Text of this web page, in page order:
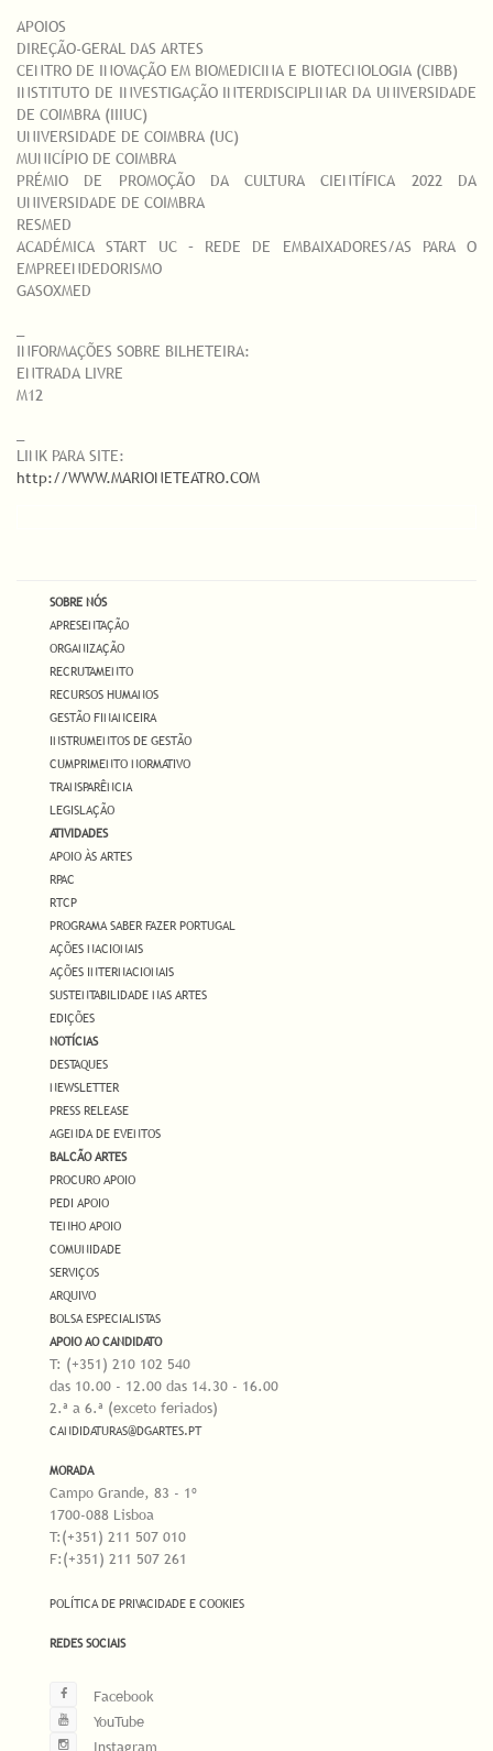
APOIOS
DIREÇÃO-GERAL DAS ARTES
CENTRO DE INOVAÇÃO EM BIOMEDICINA E BIOTECNOLOGIA (CIBB)
INSTITUTO DE INVESTIGAÇÃO INTERDISCIPLINAR DA UNIVERSIDADE
DE COIMBRA (IIIUC)
UNIVERSIDADE DE COIMBRA (UC)
MUNICÍPIO DE COIMBRA
PRÉMIO DE PROMOÇÃO DA CULTURA CIENTÍFICA 2022 DA
UNIVERSIDADE DE COIMBRA
RESMED
ACADÉMICA START UC – REDE DE EMBAIXADORES/AS PARA O
EMPREENDEDORISMO
GASOXMED
INFORMAÇÕES SOBRE BILHETEIRA:
ENTRADA LIVRE
M12
LINK PARA SITE:
http://WWW.MARIONETEATRO.COM
SOBRE NÓS
APRESENTAÇÃO
ORGANIZAÇÃO
RECRUTAMENTO
RECURSOS HUMANOS
GESTÃO FINANCEIRA
INSTRUMENTOS DE GESTÃO
CUMPRIMENTO NORMATIVO
TRANSPARÊNCIA
LEGISLAÇÃO
ATIVIDADES
APOIO ÀS ARTES
RPAC
RTCP
PROGRAMA SABER FAZER PORTUGAL
AÇÕES NACIONAIS
AÇÕES INTERNACIONAIS
SUSTENTABILIDADE NAS ARTES
EDIÇÕES
NOTÍCIAS
DESTAQUES
NEWSLETTER
PRESS RELEASE
AGENDA DE EVENTOS
BALCÃO ARTES
PROCURO APOIO
PEDI APOIO
TENHO APOIO
COMUNIDADE
SERVIÇOS
ARQUIVO
BOLSA ESPECIALISTAS
APOIO AO CANDIDATO
T: (+351) 210 102 540
das 10.00 - 12.00 das 14.30 - 16.00
2.ª a 6.ª (exceto feriados)
CANDIDATURAS@DGARTES.PT
MORADA
Campo Grande, 83 - 1º
1700-088 Lisboa
T:(+351) 211 507 010
F:(+351) 211 507 261
POLÍTICA DE PRIVACIDADE E COOKIES
REDES SOCIAIS
Facebook
YouTube
Instagram